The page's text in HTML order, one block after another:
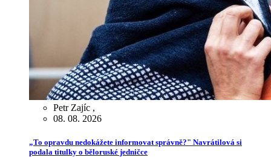
Petr Zajíc ,
08. 08. 2026
„To opravdu nedokážete informovat správně?" Navrátilová si
podala titulky o běloruské jedničce